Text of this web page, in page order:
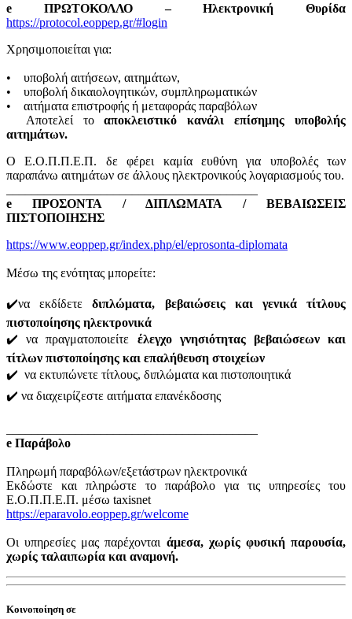
e ΠΡΩΤΟΚΟΛΛΟ – Ηλεκτρονική Θυρίδα
https://protocol.eoppep.gr/#login
Χρησιμοποιείται για:
• υποβολή αιτήσεων, αιτημάτων,
• υποβολή δικαιολογητικών, συμπληρωματικών
• αιτήματα επιστροφής ή μεταφοράς παραβόλων
Αποτελεί τοαποκλειστικό κανάλι επίσημης υποβολής
αιτημάτων.
Ο Ε.Ο.Π.Π.Ε.Π. δε φέρει καμία ευθύνη για υποβολές των
παραπάνω αιτημάτων σε άλλους ηλεκτρονικούς λογαριασμούς του.
e ΠΡΟΣΟΝΤΑ / ΔΙΠΛΩΜΑΤΑ / ΒΕΒΑΙΩΣΕΙΣ
ΠΙΣΤΟΠΟΙΗΣΗΣ
https://www.eoppep.gr/index.php/el/eprosonta-diplomata
Μέσω της ενότητας μπορείτε:
✔️να εκδίδετεδιπλώματα, βεβαιώσεις και γενικά τίτλους
πιστοποίησης ηλεκτρονικά
✔️ να πραγματοποιείτε έλεγχο γνησιότητας βεβαιώσεων και
τίτλων πιστοποίησης και επαλήθευση στοιχείων
✔️ να εκτυπώνετε τίτλους, διπλώματα και πιστοποιητικά
✔️ να διαχειρίζεστε αιτήματα επανέκδοσης
e Παράβολο
Πληρωμή παραβόλων/εξετάστρων ηλεκτρονικά
Εκδώστε και πληρώστε το παράβολο για τις υπηρεσίες του
Ε.Ο.Π.Π.Ε.Π. μέσω taxisnet
https://eparavolo.eoppep.gr/welcome
Οι υπηρεσίες μας παρέχονται άμεσα, χωρίς φυσική παρουσία,
χωρίς ταλαιπωρία και αναμονή.
Κοινοποίηση σε